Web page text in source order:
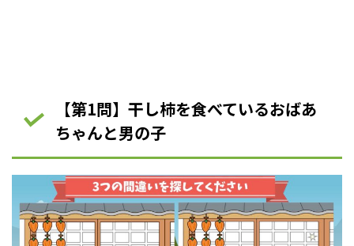
【第1問】干し柿を食べているおばあ
ちゃんと男の子